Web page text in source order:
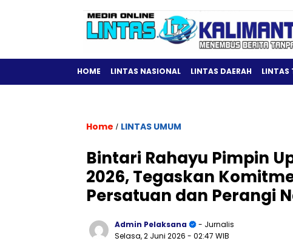
HOME LINTAS NASIONAL LINTAS DAERAH LINTAS
Home / LINTAS UMUM
Bintari Rahayu Pimpin
2026, Tegaskan
Persatuan dan Perangi
Admin Pelaksana
- Jurnalis
Selasa, 2 Juni 2026 - 02:47 WIB